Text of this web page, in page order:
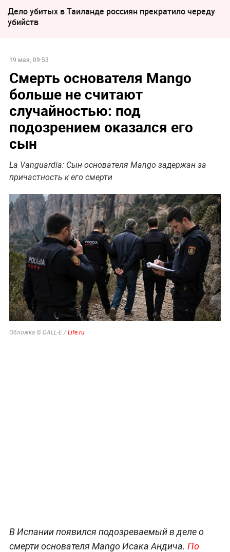
Дело убитых в Таиланде россиян прекратило череду
убийств
19 мая, 09:53
Смерть основателя Mango
больше не считают
случайностью: под
подозрением оказался его
сын
La Vanguardia: Сын основателя Mango задержан за
причастность к его смерти
Обложка © DALL-E / Life.ru
В Испании появился подозреваемый в деле о
смерти основателя Mango Исака Андича. По